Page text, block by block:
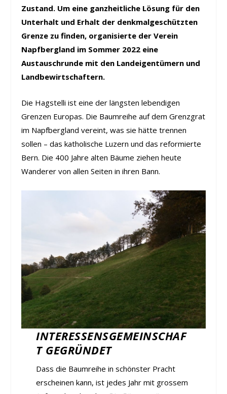
Zustand. Um eine ganzheitliche Lösung für den
Unterhalt und Erhalt der denkmalgeschützten
Grenze zu finden, organisierte der Verein
Napfbergland im Sommer 2022 eine
Austauschrunde mit den Landeigentümern und
Landbewirtschaftern.
Die Hagstelli ist eine der längsten lebendigen
Grenzen Europas. Die Baumreihe auf dem Grenzgrat
im Napfbergland vereint, was sie hätte trennen
sollen – das katholische Luzern und das reformierte
Bern. Die 400 Jahre alten Bäume ziehen heute
Wanderer von allen Seiten in ihren Bann.
INTERESSENSGEMEINSCHAF
T GEGRÜNDET
Dass die Baumreihe in schönster Pracht
erscheinen kann, ist jedes Jahr mit grossem